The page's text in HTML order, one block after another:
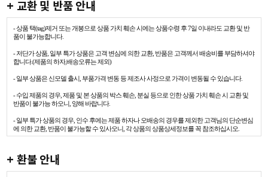
+ 교환 및 반품 안내
- 상품 택(tag)제거 또는 개봉으로 상품 가치 훼손 시에는 상품수령 후 7일 이내라도 교환 및 반
품이 불가능합니다.
- 저단가 상품, 일부 특가 상품은 고객 변심에 의한 교환, 반품은 고객께서 배송비를 부담하셔야
합니다.(제품의 하자,배송오류는 제외)
- 일부 상품은 신모델 출시, 부품가격 변동 등 제조사 사정으로 가격이 변동될 수 있습니다.
- 수입 제품의 경우, 제품 및 본 상품의 박스 훼손, 분실 등으로 인한 상품 가치 훼손 시 교환 및
반품이 불가능 하오니, 양해 바랍니다.
- 일부 특가 상품의 경우, 인수 후에는 제품 하자나 오배송의 경우를 제외한 고객님의 단순변심
에 의한 교환, 반품이 불가능할 수 있사오니, 각 상품의 상품상세정보를 꼭 참조하십시오.
+ 환불 안내